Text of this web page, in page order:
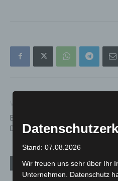
Brand auf dem Gelände der
Deponie Lahe
Verwandte Artikel Mehr
Stand: 07.08.2026
Wir freuen uns sehr über Ihr
Unternehmen. Datenschutz